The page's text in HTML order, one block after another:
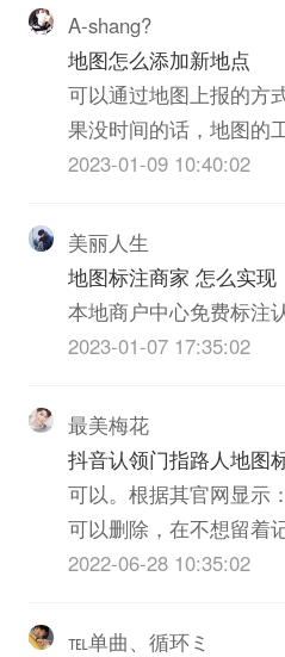
申报的地理位置。最后
待审核。如果审核通过
理位置出现在地图上了
A-shang?
地图怎么添加新地点
可以通过地图上报的方
果没时间的话，地图的
点的位置上报过去的（
2023-01-09 10:40:02
美丽人生
地图标注商家 怎么实现
本地商户中心免费标注
2023-01-07 17:35:02
最美梅花
抖音认领门指路人地图
可以删除不
可以。根据其官网显示
可以删除，在不想留着
2022-06-28 10:35:02
℡单曲、循环ミ